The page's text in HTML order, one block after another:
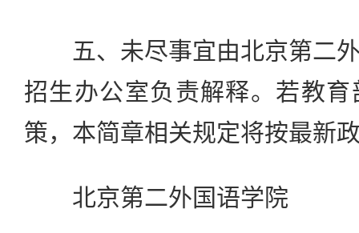
五、未尽事宜由北京第二外
招生办公室负责解释。若教
策，本简章相关规定将按最新
北京第二外国语学院